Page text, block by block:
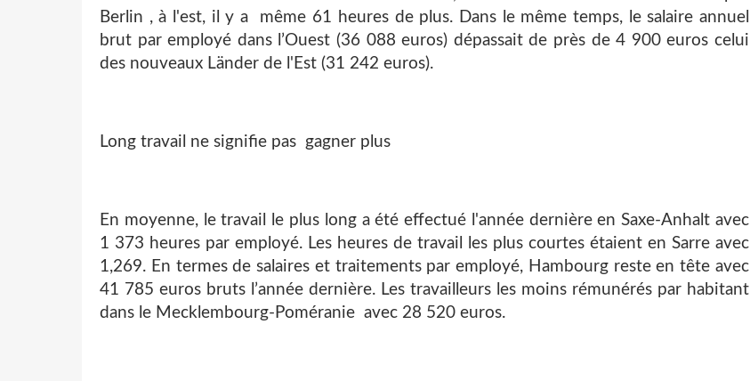
Berlin , à l'est, il y a même 61 heures de plus. Dans le même temps, le salaire annuel
brut par employé dans l’Ouest (36 088 euros) dépassait de près de 4 900 euros celui
des nouveaux Länder de l'Est (31 242 euros).
Long travail ne signifie pas gagner plus
En moyenne, le travail le plus long a été effectué l'année dernière en Saxe-Anhalt avec
1 373 heures par employé. Les heures de travail les plus courtes étaient en Sarre avec
1,269. En termes de salaires et traitements par employé, Hambourg reste en tête avec
41 785 euros bruts l’année dernière. Les travailleurs les moins rémunérés par habitant
dans le Mecklembourg-Poméranie avec 28 520 euros.